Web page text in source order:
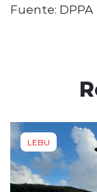
Fuente: DPPA
LEBU